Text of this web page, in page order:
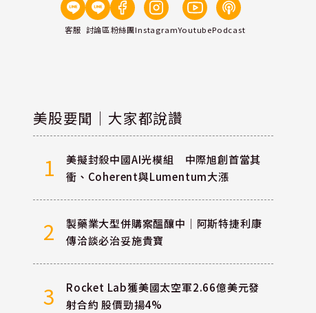
客服 討論區粉絲團InstagramYoutubePodcast
美股要聞｜大家都說讚
1
美擬封殺中國AI光模組 中際旭創首當其
衝、Coherent與Lumentum大漲
2
製藥業大型併購案醞釀中｜阿斯特捷利康
傳洽談必治妥施貴寶
3
Rocket Lab獲美國太空軍2.66億美元發
射合約 股價勁揚4%